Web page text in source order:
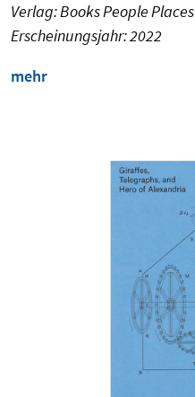
Verlag: Books People Places
Erscheinungsjahr: 2022
mehr